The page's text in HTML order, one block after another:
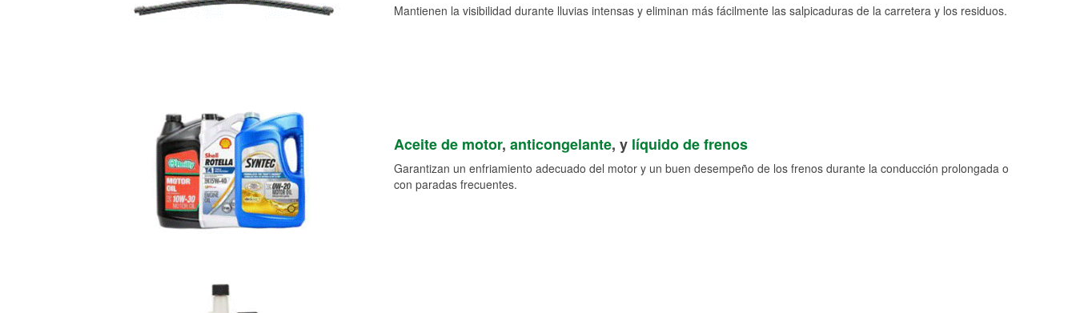
Mantienen la visibilidad durante lluvias intensas y eliminan más fácilmente las salpicaduras de la carretera y los residuos.
Aceite de motor, anticongelante, y líquido de frenos
Garantizan un enfriamiento adecuado del motor y un buen desempeño de los frenos durante la conducción prolongada o
con paradas frecuentes.